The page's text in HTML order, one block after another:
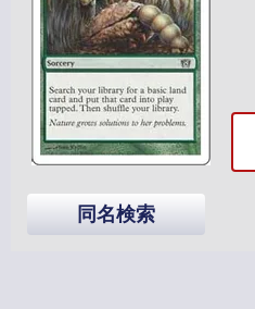
同名検索